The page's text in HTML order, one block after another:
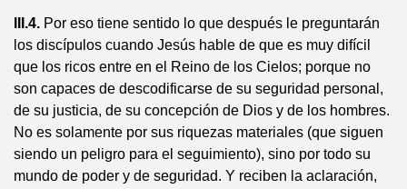
III.4. Por eso tiene sentido lo que después le preguntarán
los discípulos cuando Jesús hable de que es muy difícil
que los ricos entre en el Reino de los Cielos; porque no
son capaces de descodificarse de su seguridad personal,
de su justicia, de su concepción de Dios y de los hombres.
No es solamente por sus riquezas materiales (que siguen
siendo un peligro para el seguimiento), sino por todo su
mundo de poder y de seguridad. Y reciben la aclaración,